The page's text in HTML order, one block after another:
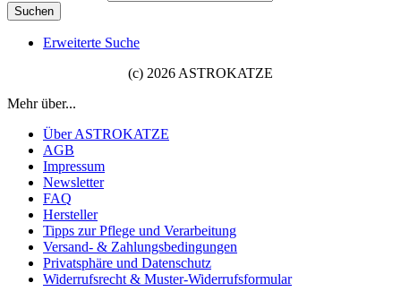
Suchen
Erweiterte Suche
(c) 2026 ASTROKATZE
Mehr über...
Über ASTROKATZE
AGB
Impressum
Newsletter
FAQ
Hersteller
Tipps zur Pflege und Verarbeitung
Versand- & Zahlungsbedingungen
Privatsphäre und Datenschutz
Widerrufsrecht & Muster-Widerrufsformular